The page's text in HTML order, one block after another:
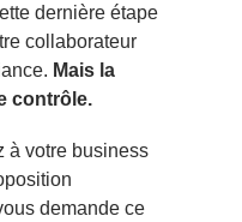
dernière étape
collaborateur
Mais la
contrôle.
à votre business
demande ce